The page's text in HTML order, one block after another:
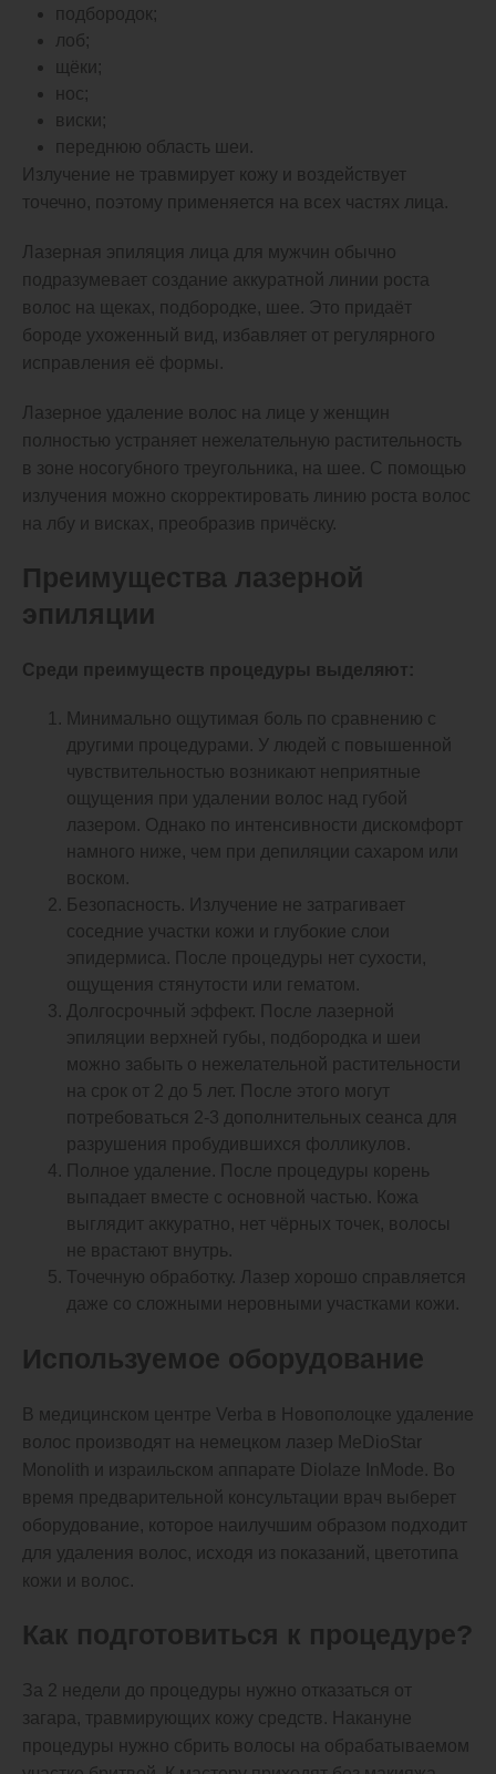
подбородок;
лоб;
щёки;
нос;
виски;
переднюю область шеи.
Излучение не травмирует кожу и воздействует
точечно, поэтому применяется на всех частях лица.
Лазерная эпиляция лица для мужчин обычно
подразумевает создание аккуратной линии роста
волос на щеках, подбородке, шее. Это придаёт
бороде ухоженный вид, избавляет от регулярного
исправления её формы.
Лазерное удаление волос на лице у женщин
полностью устраняет нежелательную растительность
в зоне носогубного треугольника, на шее. С помощью
излучения можно скорректировать линию роста волос
на лбу и висках, преобразив причёску.
Преимущества лазерной
эпиляции
Среди преимуществ процедуры выделяют:
Минимально ощутимая боль по сравнению с
другими процедурами. У людей с повышенной
чувствительностью возникают неприятные
ощущения при удалении волос над губой
лазером. Однако по интенсивности дискомфорт
намного ниже, чем при депиляции сахаром или
воском.
Безопасность. Излучение не затрагивает
соседние участки кожи и глубокие слои
эпидермиса. После процедуры нет сухости,
ощущения стянутости или гематом.
Долгосрочный эффект. После лазерной
эпиляции верхней губы, подбородка и шеи
можно забыть о нежелательной растительности
на срок от 2 до 5 лет. После этого могут
потребоваться 2-3 дополнительных сеанса для
разрушения пробудившихся фолликулов.
Полное удаление. После процедуры корень
выпадает вместе с основной частью. Кожа
выглядит аккуратно, нет чёрных точек, волосы
не врастают внутрь.
Точечную обработку. Лазер хорошо справляется
даже со сложными неровными участками кожи.
Используемое оборудование
В медицинском центре Verba в Новополоцке удаление
волос производят на немецком лазер MeDioStar
Monolith и израильском аппарате Diolaze InMode. Во
время предварительной консультации врач выберет
оборудование, которое наилучшим образом подходит
для удаления волос, исходя из показаний, цветотипа
кожи и волос.
Как подготовиться к процедуре?
За 2 недели до процедуры нужно отказаться от
загара, травмирующих кожу средств. Накануне
процедуры нужно сбрить волосы на обрабатываемом